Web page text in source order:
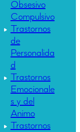
Obsesivo
Compulsivo
Trastornos
de
Personalida
d
Trastornos
Emocionale
s y del
Animo
Trastornos